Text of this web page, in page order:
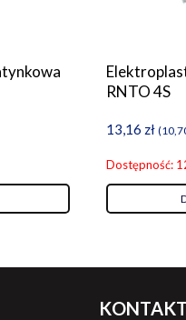
RNTO 4S
13,16 zł (
Dostępność:
KONTAKT